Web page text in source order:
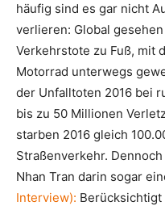
häufig sind es gar nicht
verlieren: Global
Verkehrstote zu Fuß, mit
Motorrad unterwegs
der Unfalltoten 2016 bei
bis zu 50 Millionen
starben 2016 gleich
Straßenverkehr.
Nhan Tran darin sogar
Interview): Berücksichtigt